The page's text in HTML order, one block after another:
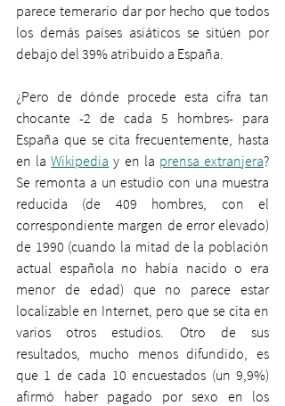
parece temerario dar por hecho que todos
los demás países asiáticos se sitúen por
debajo del 39% atribuido a España.
¿Pero de dónde procede esta cifra tan
chocante -2 de cada 5 hombres- para
España que se cita frecuentemente, hasta
en la Wikipedia y en la prensa extranjera?
Se remonta a un estudio con una muestra
reducida (de 409 hombres, con el
correspondiente margen de error elevado)
de 1990 (cuando la mitad de la población
actual española no había nacido o era
menor de edad) que no parece estar
localizable en Internet, pero que se cita en
varios otros estudios. Otro de sus
resultados, mucho menos difundido, es
que 1 de cada 10 encuestados (un 9,9%)
afirmó haber pagado por sexo en los